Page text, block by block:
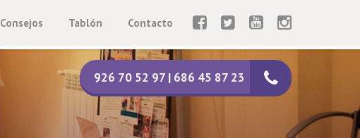
Consejos Tablón Contacto
926 70 52 97 | 686 45 87 23